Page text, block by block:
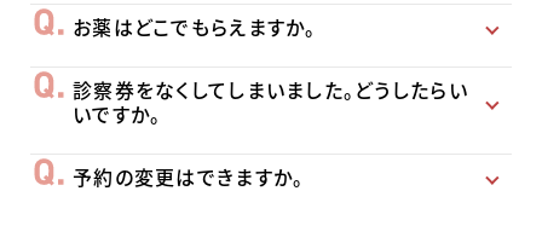
お薬はどこでもらえますか。
診察券をなくしてしまいました。どうしたらい
いですか。
予約の変更はできますか。